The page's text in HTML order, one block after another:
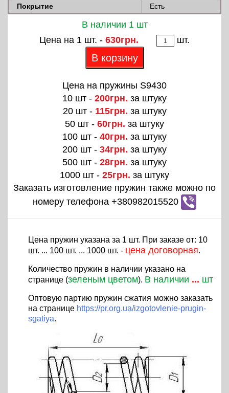
Покрытие
Есть
В наличии 1 шт
Цена на 1 шт. - 630грн. шт.
В корзину
Цена на пружины S9430
10 шт - 200грн. за штуку
20 шт - 115грн. за штуку
50 шт - 60грн. за штуку
100 шт - 40грн. за штуку
200 шт - 34грн. за штуку
500 шт - 28грн. за штуку
1000 шт - 25грн. за штуку
Заказать изготовление пружин также можно по
номеру телефона +380982015520
Цена пружин указана за 1 шт. При заказе от: 10
шт. ... 100 шт. ... 1000 шт. - цена договорная.
Количество пружин в наличии указано на
странице (зеленым цветом). В наличии ... шт
Оптовую партию пружин сжатия можно заказать
на странице https://pr.org.ua/izgotovlenie-prugin-
sgatiya.